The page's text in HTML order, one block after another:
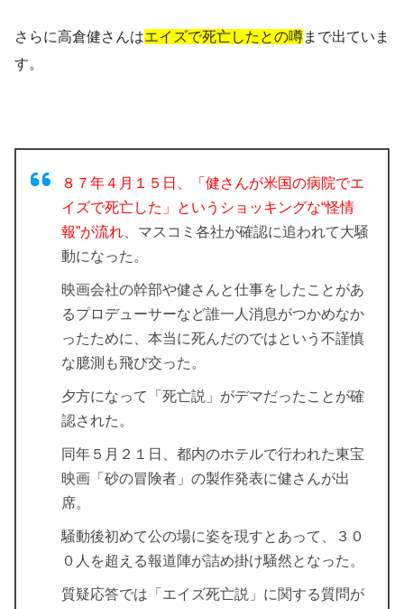
さらに高倉健さんはエイズで死亡したとの噂まで出ていま
す。
８７年４月１５日、「健さんが米国の病院でエ
イズで死亡した」というショッキングな“怪情
報”が流れ 、マスコミ各社が確認に追われて大騒
動になった。
映画会社の幹部や健さんと仕事をしたことがあ
るプロデューサーなど誰一人消息がつかめなか
ったために、本当に死んだのではという不謹慎
な臆測も飛び交った。
夕方になって「死亡説」がデマだったことが確
認された。
同年５月２１日、都内のホテルで行われた東宝
映画「砂の冒険者」の製作発表に健さんが出
席。
騒動後初めて公の場に姿を現すとあって、３０
０人を超える報道陣が詰め掛け騒然となった。
質疑応答では 「エイズ死亡説」に関する質問が